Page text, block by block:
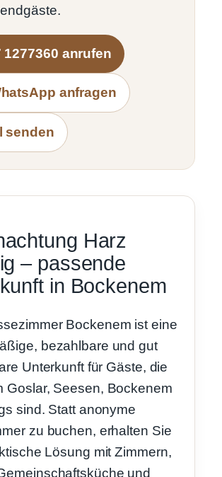
1277360 anrufen
anfragen
senden
Harz
– passende
in Bockenem
Bockenem ist eine
bezahlbare und gut
Unterkunft für Gäste, die
Goslar, Seesen, Bockenem
sind. Statt anonyme
zu buchen, erhalten Sie
Lösung mit Zimmern,
und